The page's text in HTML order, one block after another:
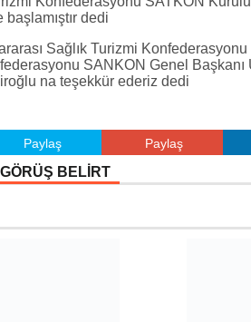
dedi
Sağlık Turizmi
SANKON Genel Başkanı
na teşekkür ederiz dedi
Paylaş Paylaş
BELİRT